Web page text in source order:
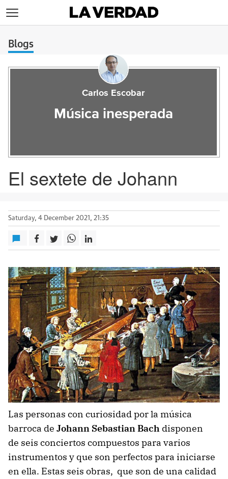
Blogs
Carlos Escobar
Música inesperada
El sextete de Johann
Saturday, 4 December 2021, 21:35
Las personas con curiosidad por la música
barroca de Johann Sebastian Bach disponen
de seis conciertos compuestos para varios
instrumentos y que son perfectos para iniciarse
en ella. Estas seis obras, que son de una calidad